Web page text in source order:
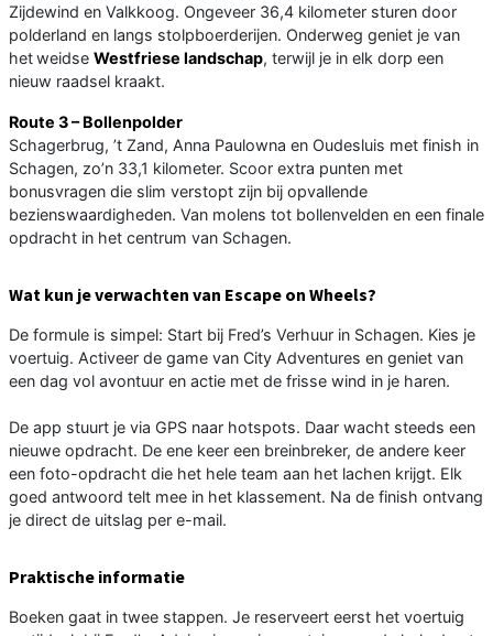
Zijdewind en Valkkoog. Ongeveer 36,4 kilometer sturen door
polderland en langs stolpboerderijen. Onderweg geniet je van
hetweidse Westfriese landschap, terwijl je in elk dorp een
nieuw raadsel kraakt.
Route 3 – Bollenpolder
Schagerbrug, ’t Zand, Anna Paulowna en Oudesluis met finish in
Schagen, zo’n 33,1 kilometer. Scoor extra punten met
bonusvragen die slim verstopt zijn bij opvallende
bezienswaardigheden. Van molens tot bollenvelden en een finale
opdracht in het centrum van Schagen.
Wat kun je verwachten van Escape on Wheels?
De formule is simpel: Start bij Fred’s Verhuur in Schagen. Kies je
voertuig. Activeer de game van City Adventures en geniet van
een dag vol avontuur en actie met de frisse wind in je haren.
De app stuurt je via GPS naar hotspots. Daar wacht steeds een
nieuwe opdracht. De ene keer een breinbreker, de andere keer
een foto-opdracht die het hele team aan het lachen krijgt. Elk
goed antwoord telt mee in het klassement. Na de finish ontvang
je direct de uitslag per e-mail.
Praktische informatie
Boeken gaat in twee stappen. Je reserveert eerst het voertuig